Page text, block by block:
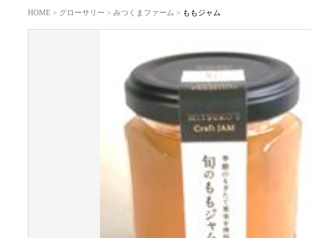
HOME > グローサリー > みつくまファーム > ももジャム